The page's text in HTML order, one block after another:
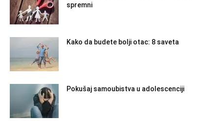
spremni
Kako da budete bolji otac: 8 saveta
Pokušaj samoubistva u adolescenciji